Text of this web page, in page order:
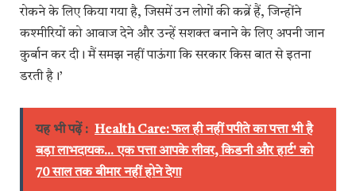
रोकने के लिए किया गया है, जिसमें उन लोगों की कब्रें हैं, जिन्होंने
कश्मीरियों को आवाज देने और उन्हें सशक्त बनाने के लिए अपनी जान
कुर्बान कर दी। मैं समझ नहीं पाऊंगा कि सरकार किस बात से इतना
डरती है।’
यह भी पढ़ें : Health Care: फल ही नहीं पपीते का पत्ता भी है
बड़ा लाभदायक... एक पत्ता आपके लीवर, किडनी और हार्ट' को
70 साल तक बीमार नहीं होने देगा